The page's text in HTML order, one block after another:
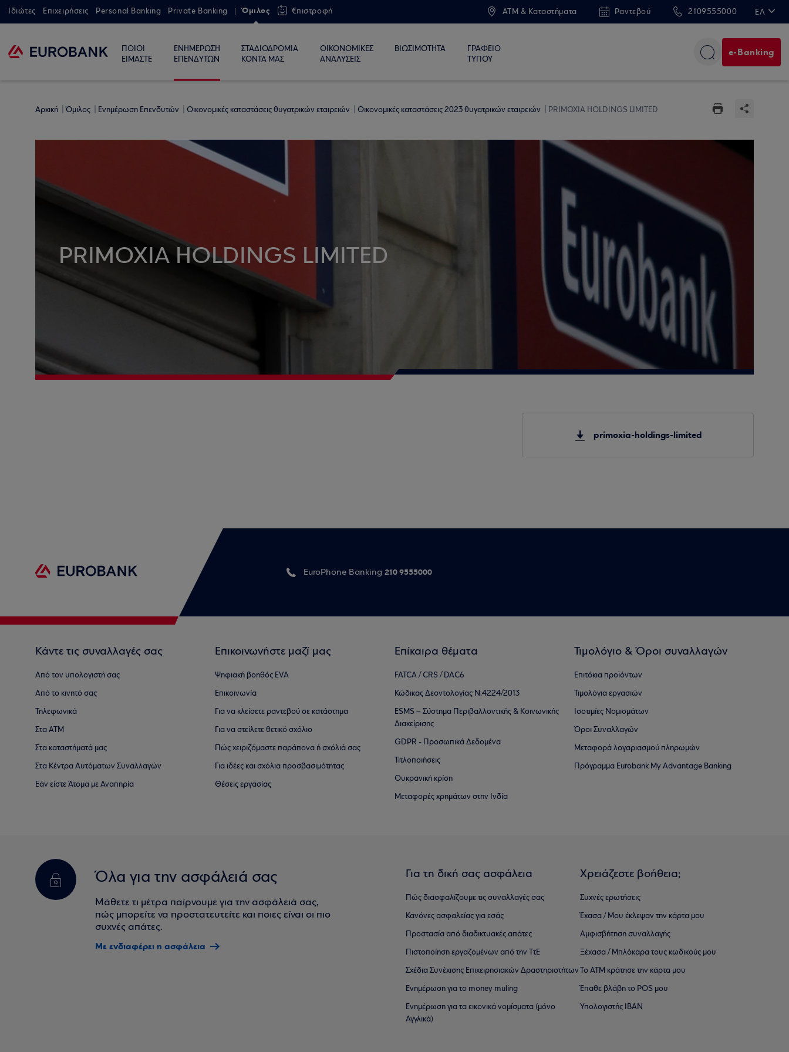
Ιδιώτες Επιχειρήσεις Personal Banking Private Banking Όμιλος €πιστροφή ATM & Καταστήματα Ραντεβού 2109555000 ΕΛ
ΠΟΙΟΙ
ΕΙΜΑΣΤΕ
ΕΝΗΜΕΡΩΣΗ
ΕΠΕΝΔΥΤΩΝ
ΣΤΑΔΙΟΔΡΟΜΙΑ
ΚΟΝΤΑ ΜΑΣ
ΟΙΚΟΝΟΜΙΚΕΣ
ΑΝΑΛΥΣΕΙΣ
ΒΙΩΣΙΜΟΤΗΤΑ
ΓΡΑΦΕΙΟ
ΤΥΠΟΥ
e-Banking
Αρχική Όμιλος Ενημέρωση Επενδυτών Οικονομικές καταστάσεις θυγατρικών εταιρειών Οικονομικές καταστάσεις 2023 θυγατρικών εταιρειών PRIMOXIA HOLDINGS LIMITED
PRIMOXIA HOLDINGS LIMITED
primoxia-holdings-limited
EuroPhone Banking 210 9555000
Κάντε τις συναλλαγές σας
Από τον υπολογιστή σας
Από το κινητό σας
Τηλεφωνικά
Στα ΑΤΜ
Στα καταστήματά μας
Στα Κέντρα Αυτόματων Συναλλαγών
Εάν είστε Άτομα με Αναπηρία
Επικοινωνήστε μαζί μας
Ψηφιακή βοηθός EVA
Επικοινωνία
Για να κλείσετε ραντεβού σε κατάστημα
Για να στείλετε θετικό σχόλιο
Πώς χειριζόμαστε παράπονα ή σχόλιά σας
Για ιδέες και σχόλια προσβασιμότητας
Θέσεις εργασίας
Επίκαιρα θέματα
FATCA / CRS / DAC6
Κώδικας Δεοντολογίας Ν.4224/2013
ESMS – Σύστημα Περιβαλλοντικής & Κοινωνικής
Διαχείρισης
GDPR - Προσωπικά Δεδομένα
Τιτλοποιήσεις
Ουκρανική κρίση
Μεταφορές χρημάτων στην Ινδία
Τιμολόγιο & Όροι συναλλαγών
Επιτόκια προϊόντων
Τιμολόγια εργασιών
Ισοτιμίες Νομισμάτων
Όροι Συναλλαγών
Μεταφορά λογαριασμού πληρωμών
Πρόγραμμα Eurobank My Advantage Banking
Όλα για την ασφάλειά σας
Μάθετε τι μέτρα παίρνουμε για την ασφάλειά σας,
πώς μπορείτε να προστατευτείτε και ποιες είναι οι πιο
συχνές απάτες.
Με ενδιαφέρει η ασφάλεια
Για τη δική σας ασφάλεια
Πώς διασφαλίζουμε τις συναλλαγές σας
Κανόνες ασφαλείας για εσάς
Προστασία από διαδικτυακές απάτες
Πιστοποίηση εργαζομένων από την ΤτΕ
Σχέδια Συνέχισης Επιχειρησιακών ∆ραστηριοτήτων
Ενημέρωση για το money muling
Ενημέρωση για τα εικονικά νομίσματα (μόνο
Αγγλικά)
Χρειάζεστε βοήθεια;
Συχνές ερωτήσεις
Έχασα / Μου έκλεψαν την κάρτα μου
Αμφισβήτηση συναλλαγής
Ξέχασα / Μπλόκαρα τους κωδικούς μου
Το ΑΤΜ κράτησε την κάρτα μου
Έπαθε βλάβη το POS μου
Υπολογιστής IBAN